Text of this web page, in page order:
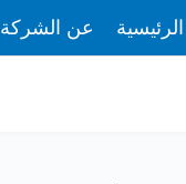
عن الشركة الرئيسية